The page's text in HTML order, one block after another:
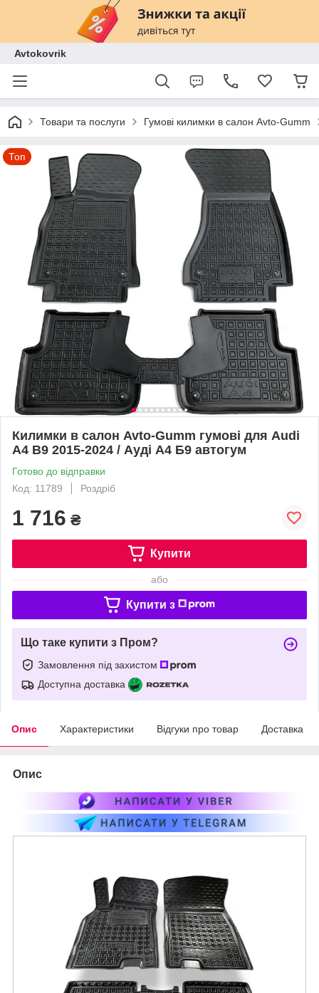
Avtokovrik
Товари та послуги Гумові килимки в салон Avto-Gumm
Топ
Килимки в салон Avto-Gumm гумові для Audi
A4 B9 2015-2024 / Ауді А4 Б9 автогум
Готово до відправки
Код: 11789
Роздріб
1 716 ₴
Купити
або
Купити з
Що таке купити з Пром?
Замовлення під захистом
Доступна доставка
Опис Характеристики Відгуки про товар Доставка
Опис